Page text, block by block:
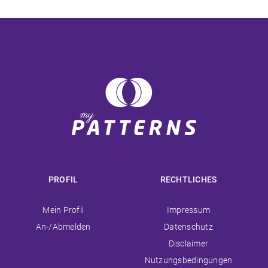
PROFIL
Navigation
überspringen
Mein Profil
An-/Abmelden
RECHTLICHES
Navigation
überspringen
Impressum
Datenschutz
Disclaimer
Nutzungsbedingungen